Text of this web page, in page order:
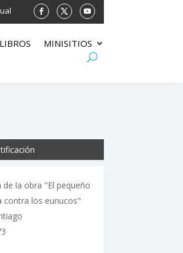
LIBROS MINISITIOS
la obra "El pequeño
contra los eunucos"